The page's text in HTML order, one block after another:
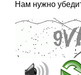
Нам нужно